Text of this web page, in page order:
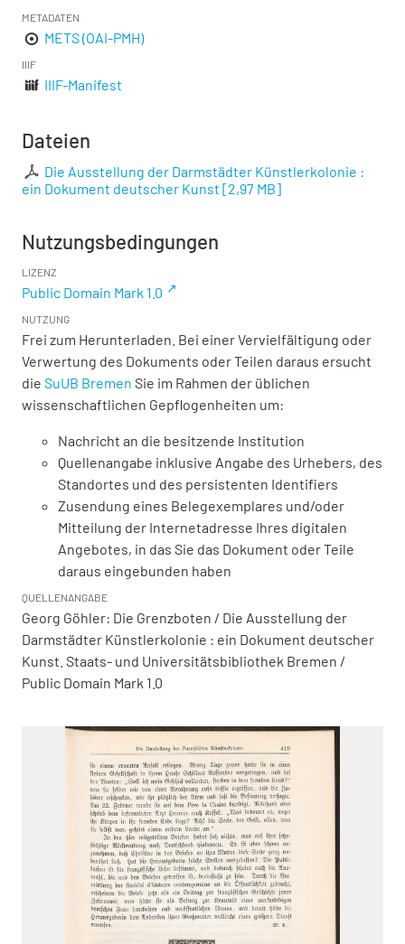
METADATEN
METS (OAI-PMH)
IIIF
IIIF-Manifest
Dateien
Die Ausstellung der Darmstädter Künstlerkolonie :
ein Dokument deutscher Kunst [2,97 MB]
Nutzungsbedingungen
LIZENZ
Public Domain Mark 1.0
NUTZUNG
Frei zum Herunterladen. Bei einer Vervielfältigung oder
Verwertung des Dokuments oder Teilen daraus ersucht
die SuUB Bremen Sie im Rahmen der üblichen
wissenschaftlichen Gepflogenheiten um:
Nachricht an die besitzende Institution
Quellenangabe inklusive Angabe des Urhebers, des
Standortes und des persistenten Identifiers
Zusendung eines Belegexemplares und/oder
Mitteilung der Internetadresse Ihres digitalen
Angebotes, in das Sie das Dokument oder Teile
daraus eingebunden haben
QUELLENANGABE
Georg Göhler: Die Grenzboten / Die Ausstellung der
Darmstädter Künstlerkolonie : ein Dokument deutscher
Kunst. Staats- und Universitätsbibliothek Bremen /
Public Domain Mark 1.0